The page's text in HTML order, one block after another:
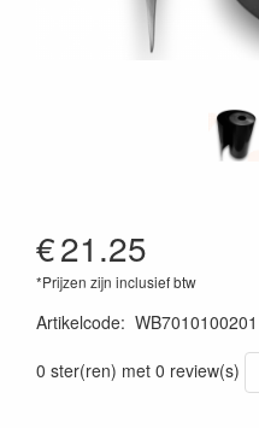
€21.25
*Prijzen zijn inclusief btw
Artikelcode: WB7010100201
0 ster(ren) met 0 review(s)